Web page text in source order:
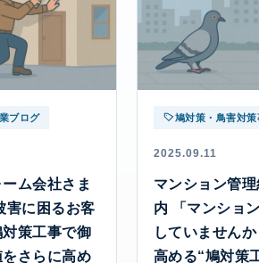
ブログ
ム会社さま
害に困るお客
策工事で御
さらに高め
鳩対策・鳥害対
2025.09.11
マンション管
内 「マンショ
していません
高める“鳩対策